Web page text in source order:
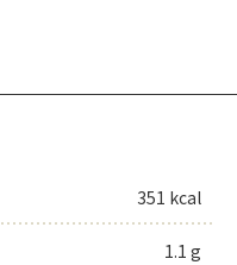
351 kcal
1.1 g